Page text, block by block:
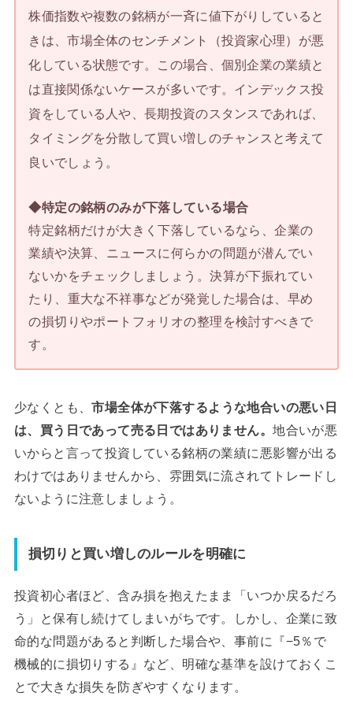
株価指数や複数の銘柄が一斉に値下がりしていると
きは、市場全体のセンチメント（投資家心理）が悪
化している状態です。この場合、個別企業の業績と
は直接関係ないケースが多いです。インデックス投
資をしている人や、長期投資のスタンスであれば、
タイミングを分散して買い増しのチャンスと考えて
良いでしょう。
◆特定の銘柄のみが下落している場合
特定銘柄だけが大きく下落しているなら、企業の
業績や決算、ニュースに何らかの問題が潜んでい
ないかをチェックしましょう。決算が下振れてい
たり、重大な不祥事などが発覚した場合は、早め
の損切りやポートフォリオの整理を検討すべきで
す。
少なくとも、市場全体が下落するような地合いの悪い日
は、買う日であって売る日ではありません。地合いが悪
いからと言って投資している銘柄の業績に悪影響が出る
わけではありませんから、雰囲気に流されてトレードし
ないように注意しましょう。
損切りと買い増しのルールを明確に
投資初心者ほど、含み損を抱えたまま「いつか戻るだろ
う」と保有し続けてしまいがちです。しかし、企業に致
命的な問題があると判断した場合や、事前に『−5％で
機械的に損切りする』など、明確な基準を設けておくこ
とで大きな損失を防ぎやすくなります。